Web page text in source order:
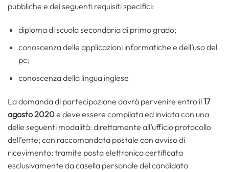
pubbliche e dei seguenti requisiti specifici:
diploma di scuola secondaria di primo grado;
conoscenza delle applicazioni informatiche e dell’uso del
pc;
conoscenza della lingua inglese
La domanda di partecipazione dovrà pervenire entro il17
agosto 2020e deve essere compilata ed inviata con una
delle seguenti modalità: direttamente all’ufficio protocollo
dell’ente; con raccomandata postale con avviso di
ricevimento; tramite posta elettronica certificata
esclusivamente da casella personale del candidato